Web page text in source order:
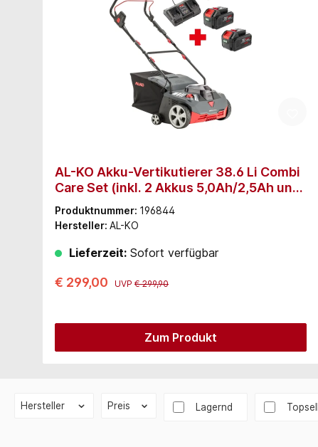
AL-KO Akku-Vertikutierer 38.6 Li Combi
Care Set (inkl. 2 Akkus 5,0Ah/2,5Ah und
Doppelladegerät)
Produktnummer: 196844
Hersteller: AL-KO
Lieferzeit: Sofort verfügbar
€ 299,00 UVP € 299,90
Zum Produkt
Hersteller Preis Lagernd